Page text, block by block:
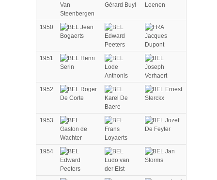
Van
Steenbergen
Gérard Buyl
Leenen
1950
Jean
Bogaerts
Edward
Peeters
Jacques
Dupont
1951
Henri
Serin
Lode
Anthonis
Joseph
Verhaert
1952
Roger
De Corte
Karel De
Baere
Ernest
Sterckx
1953
Gaston de
Wachter
Frans
Loyaerts
Jozef
De Feyter
1954
Edward
Peeters
Ludo van
der Elst
Jan
Storms